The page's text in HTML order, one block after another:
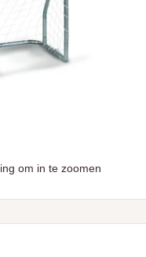
om in te zoomen